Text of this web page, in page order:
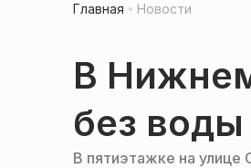
Главная Новости
В
без воды
В пятиэтажке на улице